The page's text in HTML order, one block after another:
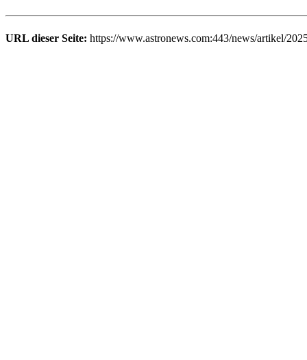
URL dieser Seite: https://www.astronews.com:443/news/artikel/